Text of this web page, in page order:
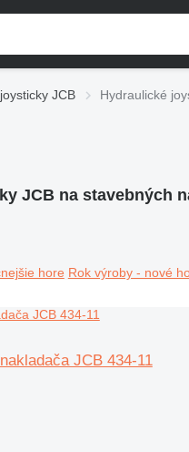
JCB Hydraulické
JCB na stavebných
hore Rok výroby - nové
JCB 434-11